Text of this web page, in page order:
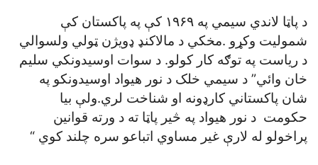
د پاټا لاندي سيمي په ۱۹۶۹ کې په پاکستان کې
شموليت وکړو .مخکي د مالاکنډ ډويژن ټولي ولسوالي
د رياست په توګه کار کولو. د سوات اوسيدونکي سليم
خان وائي” د سيمي خلک د نور هيواد اوسيدونکو په
شان پاکستاني کارډونه او شناخت لري.ولې بيا
حکومت د نور هيواد په څير پاټا ته د ورته قوانين
پراخولو له لارې غير مساوي اتباعو سره چلند کوي “